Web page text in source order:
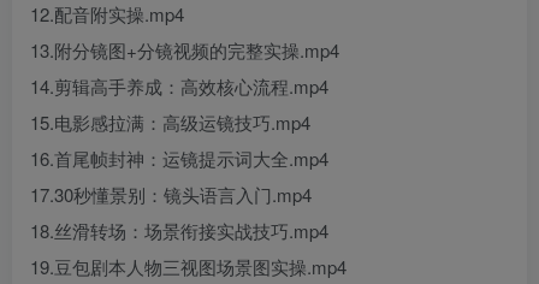
12.配音附实操.mp4
13.附分镜图+分镜视频的完整实操.mp4
14.剪辑高手养成：高效核心流程.mp4
15.电影感拉满：高级运镜技巧.mp4
16.首尾帧封神：运镜提示词大全.mp4
17.30秒懂景别：镜头语言入门.mp4
18.丝滑转场：场景衔接实战技巧.mp4
19.豆包剧本人物三视图场景图实操.mp4